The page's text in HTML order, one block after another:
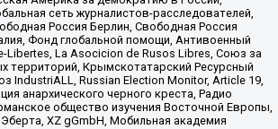
сеть журналистов-расследователей,
Россия Берлин, Свободная Россия
Фонд глобальной помощи, Антивоенный
Libertes, La Asocicion de Rusos Libres, Союз за
территорий, Крымскотатарский Ресурсный
IndustriALL, Russian Election Monitor, Article 19,
анархического черного креста, Радио
общество изучения Восточной Европы,
XZ gGmbH, Мобильная академия